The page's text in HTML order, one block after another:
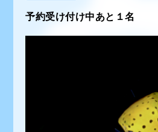
予約受け付け中あと１名